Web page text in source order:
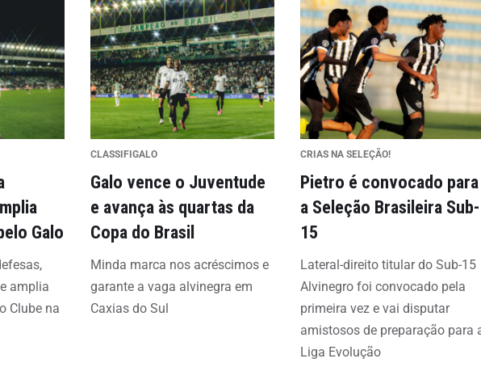
Galo
amplia
Clube na
CLASSIFIGALO
Galo vence o Juventude
e avança às quartas da
Copa do Brasil
Minda marca nos acréscimos e
garante a vaga alvinegra em
Caxias do Sul
CRIAS NA SELEÇÃO!
Pietro é convocado para
a Seleção Brasileira Sub-
15
Lateral-direito titular do Sub-15
Alvinegro foi convocado pela
primeira vez e vai disputar
amistosos de preparação para
Liga Evolução